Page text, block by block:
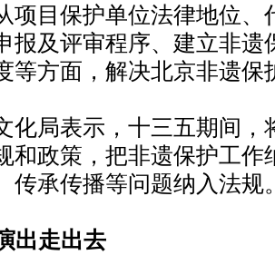
项目保护单位法律地位、
报及评审程序、建立非
等方面，解决北京非遗保
局表示，十三五期间，
和政策，把非遗保护工作
传承传播等问题纳入法规
出走出去